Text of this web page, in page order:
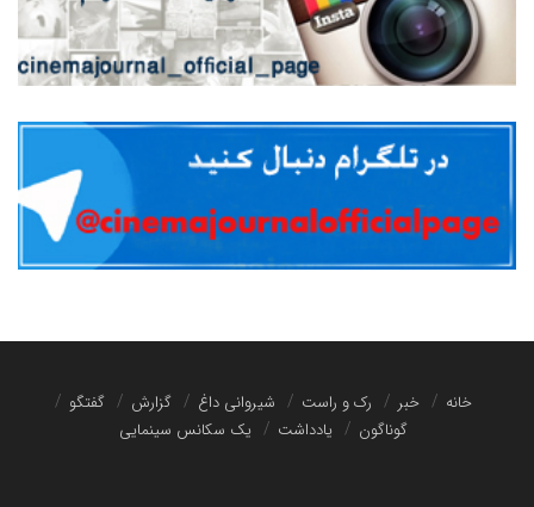
خانه خبر رک و راست شیروانی داغ گزارش
گفتگو
گوناگون
یادداشت یک سکانس سینمایی